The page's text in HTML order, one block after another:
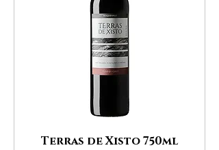
Terras de Xisto 750ml